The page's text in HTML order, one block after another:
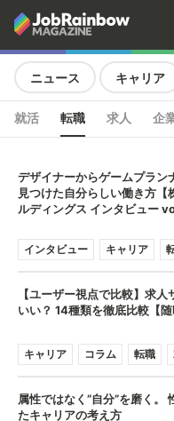
ニュース キャリア
就活 転職 求人 企
デザイナーからゲームプラン
見つけた自分らしい働き方【
ルディングス インタビュー
インタビュー キャリア
【ユーザー視点で比較】求
いい？ 14種類を徹底比較【随
キャリア コラム 転職
属性ではなく”自分”を磨く。
たキャリアの考え方